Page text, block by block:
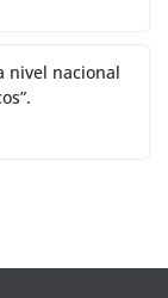
nivel nacional